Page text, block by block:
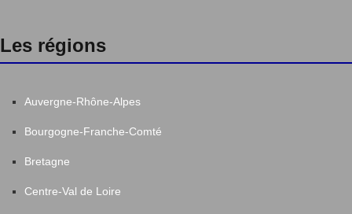
Les régions
Auvergne-Rhône-Alpes
Bourgogne-Franche-Comté
Bretagne
Centre-Val de Loire